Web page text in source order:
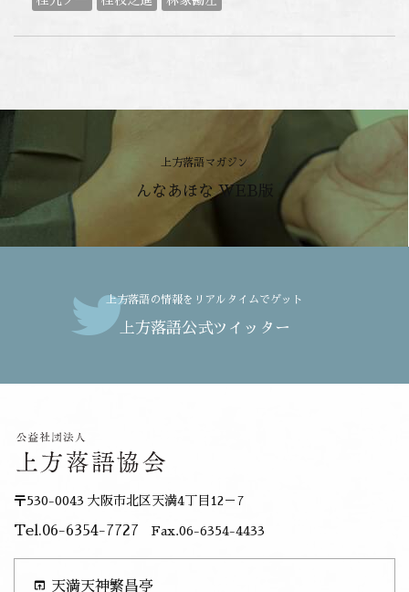
上方落語マガジン
んなあほな WEB版
上方落語の情報をリアルタイムでゲット
上方落語公式ツイッター
〒530-0043 大阪市北区天満4丁目12－7
Tel.06-6354-7727 Fax.06-6354-4433
open_in_browser 天満天神繁昌亭